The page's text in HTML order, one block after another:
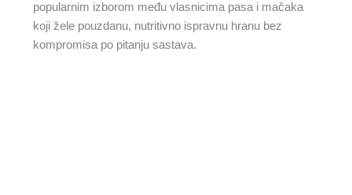
popularnim izborom među vlasnicima pasa i mačaka
koji žele pouzdanu, nutritivno ispravnu hranu bez
kompromisa po pitanju sastava.